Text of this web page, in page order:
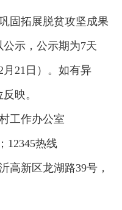
固拓展脱贫攻坚成果
示，公示期为7天
月21日）。如有异
映。
工作办公室
12345热线
高新区龙湖路39号，